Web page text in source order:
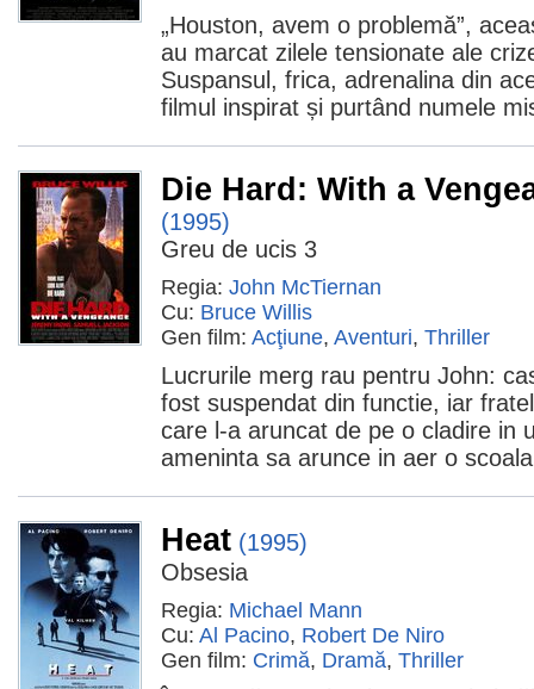
„Houston, avem o problemă”,
au marcat zilele tensionate ale
Suspansul, frica, adrenalina din
filmul inspirat și purtând numele
Die Hard: With a
(1995)
Greu de ucis 3
Regia: John McTiernan
Cu: Bruce Willis
Gen film: Acţiune, Aventuri, Thriller
Lucrurile merg rau pentru John:
fost suspendat din functie, iar
care l-a aruncat de pe o cladire in
ameninta sa arunce in aer o
Heat (1995)
Obsesia
Regia: Michael Mann
Cu: Al Pacino, Robert De Niro
Gen film: Crimă, Dramă, Thriller